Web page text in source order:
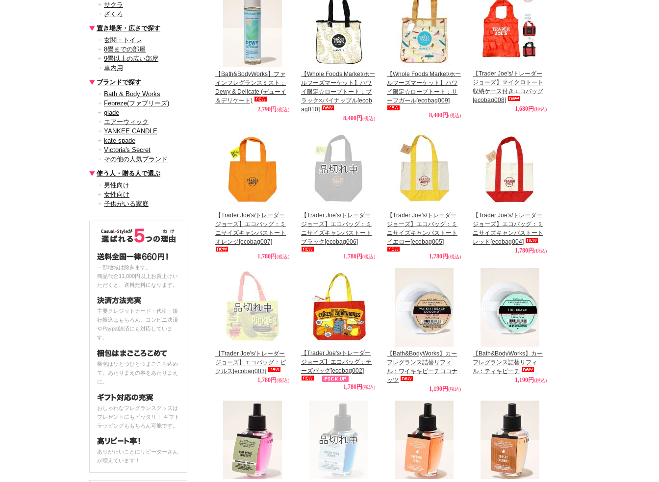
サクラ
ざくろ
置き場所・広さで探す
玄関・トイレ
8畳までの部屋
9畳以上の広い部屋
車内用
ブランドで探す
Bath & Body Works
Febreze(ファブリーズ)
glade
エアーウィック
YANKEE CANDLE
kate spade
Victoria's Secret
その他の人気ブランド
使う人・贈る人で選ぶ
男性向け
女性向け
子供がいる家庭
一部地域は除きます。
商品代金11,000円以上お買上げい
ただくと、送料無料になります。
主要クレジットカード・代引・銀
行振込はもちろん、コンビニ決済
やPaypal決済にも対応していま
す。
梱包はひとつひとつまごころ込め
て。あたりまえの事をあたりまえ
に。
おしゃれなフレグランスグッズは
プレゼントにもピッタリ！ ギフト
ラッピングももちろん可能です。
ありがたいことにリピーターさん
が増えています！
【Bath&BodyWorks】ファ
インフレグランスミスト：
Dewy & Delicate (デューイ
＆デリケート)
2,790円(税込)
【Whole Foods Market/ホー
ルフーズマーケット】ハワ
イ限定☆ロープトート：ブ
ラック×パイナップル[ecob
ag010]
8,400円(税込)
【Whole Foods Market/ホー
ルフーズマーケット】ハワ
イ限定☆ロープトート：サ
ーフガール[ecobag009]
8,400円(税込)
【Trader Joe's/トレーダー
ジョーズ】マイクロトート
収納ケース付きエコバッグ
[ecobag008]
1,680円(税込)
【Trader Joe's/トレーダー
ジョーズ】エコバッグ：ミ
ニサイズキャンバストート
オレンジ [ecobag007]
1,780円(税込)
【Trader Joe's/トレーダー
ジョーズ】エコバッグ：ミ
ニサイズキャンバストート
ブラック [ecobag006]
1,780円(税込)
【Trader Joe's/トレーダー
ジョーズ】エコバッグ：ミ
ニサイズキャンバストート
イエロー [ecobag005]
1,780円(税込)
【Trader Joe's/トレーダー
ジョーズ】エコバッグ：ミ
ニサイズキャンバストート
レッド [ecobag004]
1,780円(税込)
【Trader Joe's/トレーダー
ジョーズ】エコバッグ：ピ
クルス [ecobag003]
1,780円(税込)
【Trader Joe's/トレーダー
ジョーズ】エコバッグ：チ
ーズバッグ[ecobag002]
1,780円(税込)
【Bath&BodyWorks】カー
フレグランス詰替リフィ
ル：ワイキキビーチココナ
ッツ
1,190円(税込)
【Bath&BodyWorks】カー
フレグランス詰替リフィ
ル：ティキビーチ
1,190円(税込)